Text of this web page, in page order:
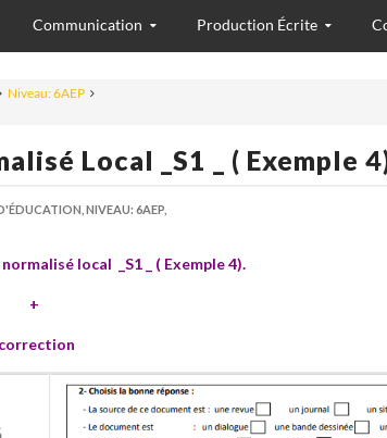
Communication Production Écrite
Niveau: 6AEP
Local _S1 _ ( Exemple
NIVEAU: 6AEP,
local _S1 _ ( Exemple 4).
+